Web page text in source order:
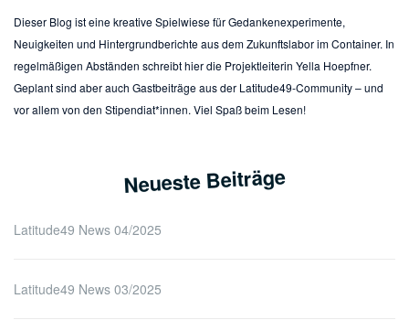
Dieser Blog ist eine kreative Spielwiese für Gedankenexperimente,
Neuigkeiten und Hintergrundberichte aus dem Zukunftslabor im Container. In
regelmäßigen Abständen schreibt hier die Projektleiterin Yella Hoepfner.
Geplant sind aber auch Gastbeiträge aus der Latitude49-Community – und
vor allem von den Stipendiat*innen. Viel Spaß beim Lesen!
Neueste Beiträge
Latitude49 News 04/2025
Latitude49 News 03/2025